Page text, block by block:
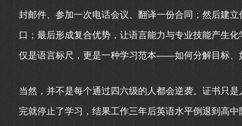
封邮件、参加一次电话会议、翻译一份合同；然后建
口；最后形成复合优势，让语言能力与专业技能产生
仅是语言标尺，更是一种学习范本——如何分解目标、
当然，并不是每个通过四六级的人都会逆袭。证书只
完就停止了学习，结果工作三年后英语水平倒退到高